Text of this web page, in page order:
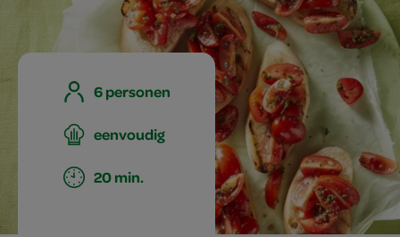
6 personen
eenvoudig
20 min.